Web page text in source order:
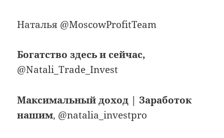
Наталья @MoscowProfitTeam
Богатство здесь и сейчас,
@Natali_Trade_Invest
Максимальный доход | Заработок
нашим, @natalia_investpro